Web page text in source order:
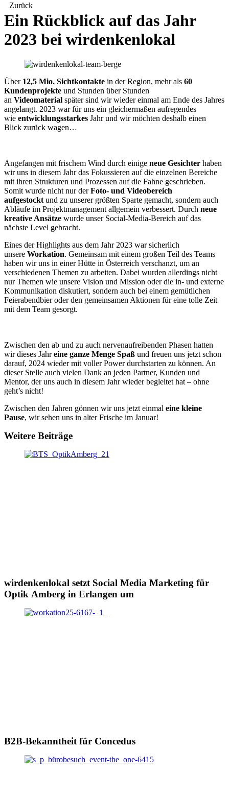
Zurück
Ein Rückblick auf das Jahr
2023 bei wirdenkenlokal
Über 12,5 Mio. Sichtkontakte in der Region, mehr als 60
Kundenprojekte und Stunden über Stunden
an Videomaterial später sind wir wieder einmal am Ende des Jahres
angelangt. 2023 war für uns ein gleichermaßen aufregendes
wie entwicklungsstarkes Jahr und wir möchten deshalb einen
Blick zurück wagen…
Angefangen mit frischem Wind durch einige neue Gesichter haben
wir uns in diesem Jahr das Fokussieren auf die einzelnen Bereiche
mit ihren Strukturen und Prozessen auf die Fahne geschrieben.
Somit wurde nicht nur derFoto- und Videobereich
aufgestockt und zu unserer größten Sparte gemacht, sondern auch
Abläufe im Projektmanagement allgemein verbessert. Durch neue
kreative Ansätze wurde unser Social-Media-Bereich auf das
nächste Level gebracht.
Eines der Highlights aus dem Jahr 2023 war sicherlich
unsere Workation. Gemeinsam mit einem großen Teil des Teams
haben wir uns in einer Hütte in Österreich verschanzt, um an
verschiedenen Themen zu arbeiten. Dabei wurden allerdings nicht
nur Themen wie unsere Vision und Mission oder die in- und externe
Kommunikation diskutiert, sondern auch bei einem gemütlichen
Feierabendbier oder den gemeinsamen Aktionen für eine tolle Zeit
mit dem Team gesorgt.
Zwischen den ab und zu auch nervenaufreibenden Phasen hatten
wir dieses Jahreine ganze Menge Spaß und freuen uns jetzt schon
darauf, 2024 wieder mit voller Power durchstarten zu können. An
dieser Stelle auch vielen Dank an jeden Partner, Kunden und
Mentor, der uns auch in diesem Jahr wieder begleitet hat – ohne
geht’s nicht!
Zwischen den Jahren gönnen wir uns jetzt einmal eine kleine
Pause, wir sehen uns in alter Frische im Januar!
Weitere Beiträge
wirdenkenlokal setzt Social Media Marketing für
Optik Amberg in Erlangen um
B2B-Bekanntheit für Concedus